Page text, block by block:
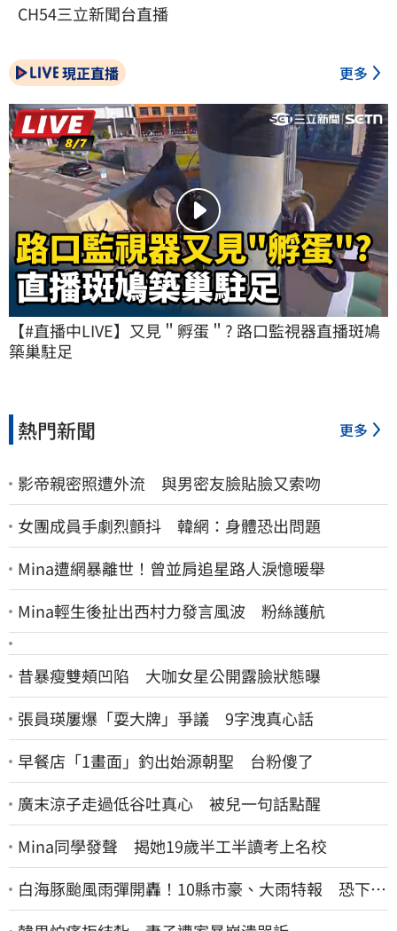
CH54三立新聞台直播
現正直播 更多
【#直播中LIVE】又見＂孵蛋＂? 路口監視器直播斑鳩
築巢駐足
熱門新聞 更多
影帝親密照遭外流 與男密友臉貼臉又索吻
女團成員手劇烈顫抖 韓網：身體恐出問題
Mina遭網暴離世！曾並肩追星路人淚憶暖舉
Mina輕生後扯出西村力發言風波 粉絲護航
昔暴瘦雙頰凹陷 大咖女星公開露臉狀態曝
張員瑛屢爆「耍大牌」爭議 9字洩真心話
早餐店「1畫面」釣出始源朝聖 台粉傻了
廣末涼子走過低谷吐真心 被兒一句話點醒
Mina同學發聲 揭她19歲半工半讀考上名校
白海豚颱風雨彈開轟！10縣市豪、大雨特報 恐下到
明天